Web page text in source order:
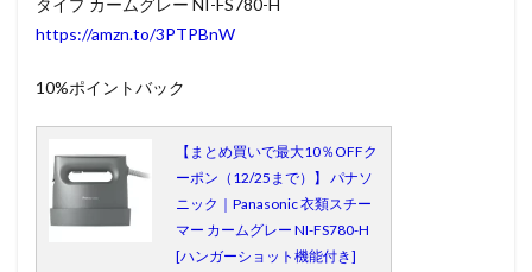
タイプ カームグレー NI-FS780-H
https://amzn.to/3PTPBnW
10%ポイントバック
【まとめ買いで最大10％OFFク
ーポン（12/25まで）】 パナソ
ニック｜Panasonic 衣類スチー
マー カームグレー NI-FS780-H
[ハンガーショット機能付き]